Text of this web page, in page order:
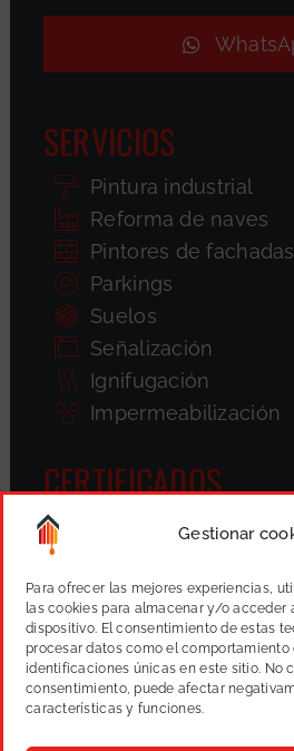
Gestionar
Para ofrecer las mejores experiencias,
las cookies para almacenar y/o acceder
dispositivo. El consentimiento de estas
procesar datos como el comportamiento
identificaciones únicas en este sitio. No
consentimiento, puede afectar
características y funciones.
SERVICIOS
Pintura industrial
Reforma de naves
Pintores de fachadas
Parkings
Suelos
Señalización
Ignifugación
Impermeabilización
CERTIFICADOS